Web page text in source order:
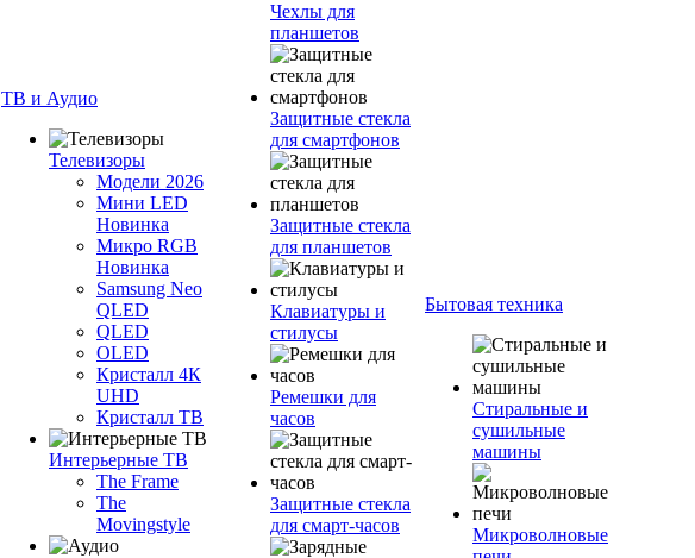
ТВ и Аудио
Телевизоры
Модели 2026
Мини LED
Новинка
Микро RGB
Новинка
Samsung Neo
QLED
QLED
OLED
Кристалл 4К
UHD
Кристалл ТВ
Интерьерные ТВ
The Frame
The
Movingstyle
Чехлы для
планшетов
Защитные стекла
для смартфонов
Защитные стекла
для планшетов
Клавиатуры и
стилусы
Ремешки для
часов
Защитные стекла
для смарт-часов
Бытовая техника
Стиральные и
сушильные
машины
Микроволновые